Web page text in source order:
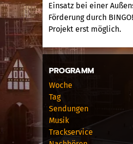
Einsatz bei einer
Förderung durch
Projekt erst möglich.
PROGRAMM
Woche
Tag
Sendungen
Musik
Trackservice